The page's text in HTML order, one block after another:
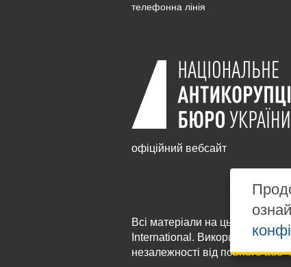
телефонна лінія
офіційний вебсайт
Всі матеріали на цьому сайті
International . Використання
незалежності від повного або